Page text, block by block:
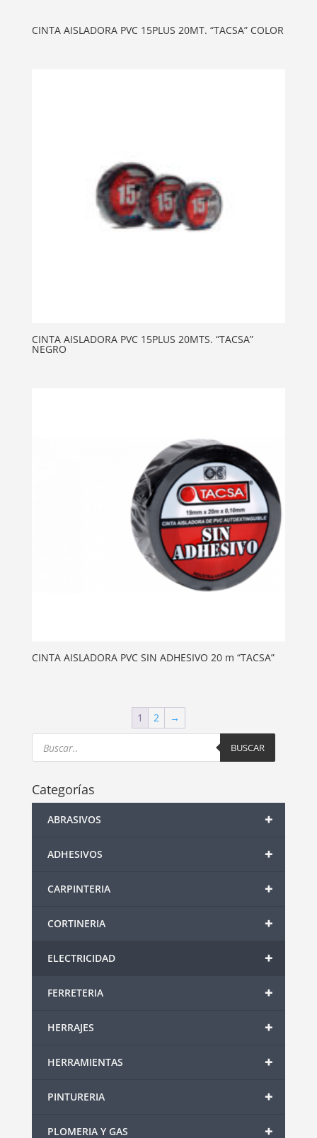
CINTA AISLADORA PVC 15PLUS 20MT. “TACSA” COLOR
CINTA AISLADORA PVC 15PLUS 20MTS. “TACSA”
NEGRO
CINTA AISLADORA PVC SIN ADHESIVO 20 m “TACSA”
1 2
→
Products
search BUSCAR
Categorías
+
ABRASIVOS
+
ADHESIVOS
+
CARPINTERIA
+
CORTINERIA
+
ELECTRICIDAD
+
FERRETERIA
+
HERRAJES
+
HERRAMIENTAS
+
PINTURERIA
+
PLOMERIA Y GAS